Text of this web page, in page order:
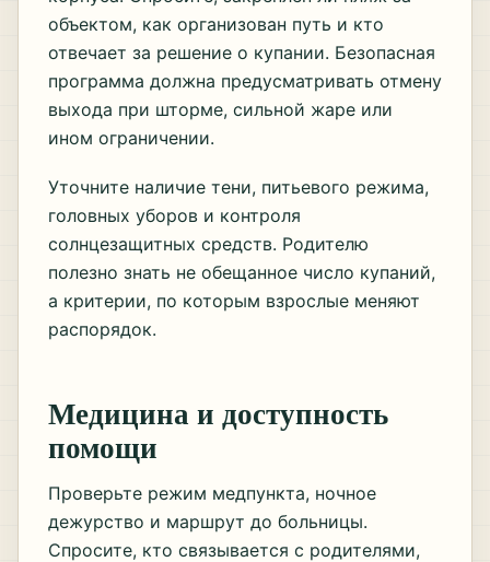
объектом, как организован путь и кто
отвечает за решение о купании. Безопасная
программа должна предусматривать отмену
выхода при шторме, сильной жаре или
ином ограничении.
Уточните наличие тени, питьевого режима,
головных уборов и контроля
солнцезащитных средств. Родителю
полезно знать не обещанное число купаний,
а критерии, по которым взрослые меняют
распорядок.
Медицина и доступность
помощи
Проверьте режим медпункта, ночное
дежурство и маршрут до больницы.
Спросите, кто связывается с родителями,